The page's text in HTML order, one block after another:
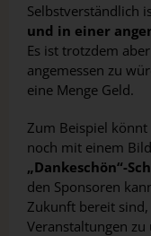
Selbstverständlich
und in einer
Es ist trotzdem
angemessen zu
eine Menge Geld.
Zum Beispiel
noch mit einem
„Dankeschön“-
den Sponsoren
Zukunft bereit
Veranstaltungen